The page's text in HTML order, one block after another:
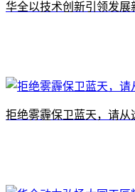
华全以技术创新引领发展
拒绝雾霾保卫蓝天，请